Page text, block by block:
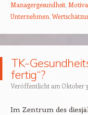
Managergesundheit,
Unternehmen,
TK-
fertig“?
Veröffentlicht am Oktober
Im Zentrum des